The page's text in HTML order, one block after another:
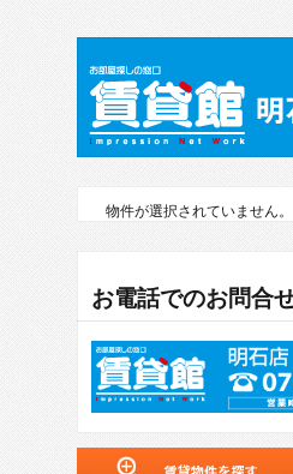
物件が選択されていません。
お電話でのお問合